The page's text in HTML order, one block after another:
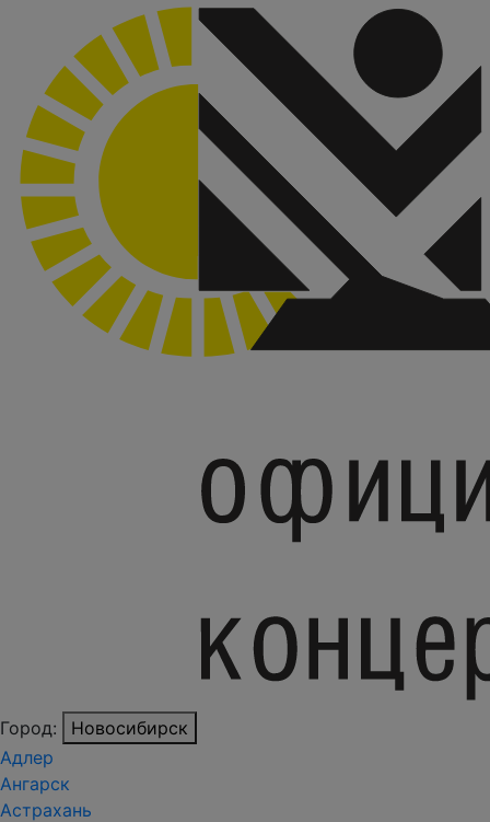
Город:
Новосибирск
Адлер
Ангарск
Астрахань